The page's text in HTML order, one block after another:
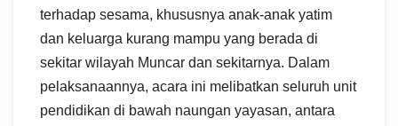
terhadap sesama, khususnya anak-anak yatim
dan keluarga kurang mampu yang berada di
sekitar wilayah Muncar dan sekitarnya. Dalam
pelaksanaannya, acara ini melibatkan seluruh unit
pendidikan di bawah naungan yayasan, antara